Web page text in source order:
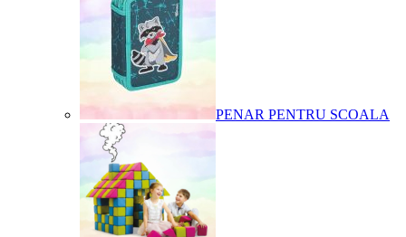
PENAR PENTRU SCOALA